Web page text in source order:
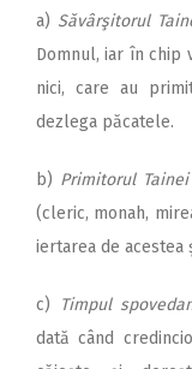
a) Săvârşitorul
Domnul, iar în chip
nici, care au
dezlega păcatele.
b) Primitorul
(cleric, monah,
iertarea de acestea
c) Timpul
dată când